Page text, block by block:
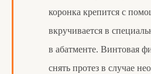
коронка крепится с
вкручивается в
в абатменте. Винтовая
снять протез в случае